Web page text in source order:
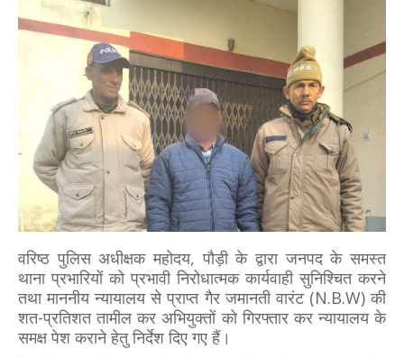
वरिष्ठ पुलिस अधीक्षक महोदय, पौड़ी के द्वारा जनपद के समस्त
थाना प्रभारियों को प्रभावी निरोधात्मक कार्यवाही सुनिश्चित करने
तथा माननीय न्यायालय से प्राप्त गैर जमानती वारंट (N.B.W) की
शत-प्रतिशत तामील कर अभियुक्तों को गिरफ्तार कर न्यायालय के
समक्ष पेश कराने हेतु निर्देश दिए गए हैं।